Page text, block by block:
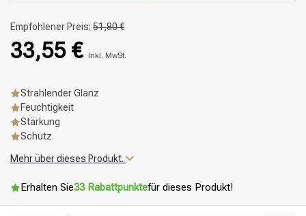
Empfohlener Preis: 51,80 €
33,55 € Inkl. MwSt.
Strahlender Glanz
Feuchtigkeit
Stärkung
Schutz
Mehr über dieses Produkt.
Erhalten Sie33 Rabattpunktefür dieses Produkt!